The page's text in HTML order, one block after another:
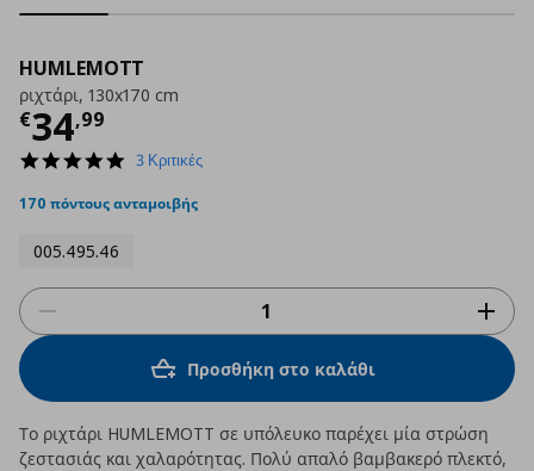
HUMLEMOTT
ριχτάρι, 130x170 cm
€34,99
Τρέχουσα τιμή
5.0
rating
3 Κριτικές
170 πόντους ανταμοιβής
005.495.46
Προσθήκη στο καλάθι
Το ριχτάρι HUMLEMOTT σε υπόλευκο παρέχει μία στρώση
ζεστασιάς και χαλαρότητας. Πολύ απαλό βαμβακερό πλεκτό,